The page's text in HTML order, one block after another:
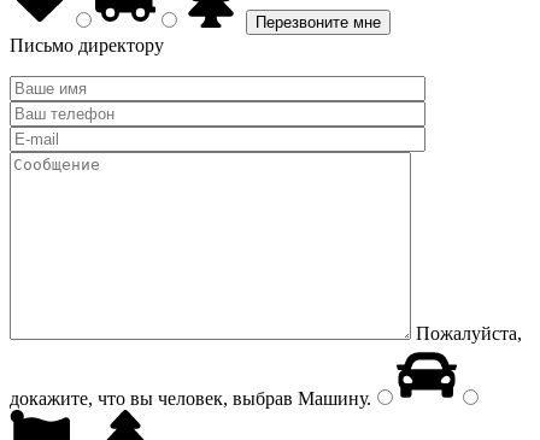
Письмо директору
Пожалуйста,
докажите, что вы человек, выбрав Машину.